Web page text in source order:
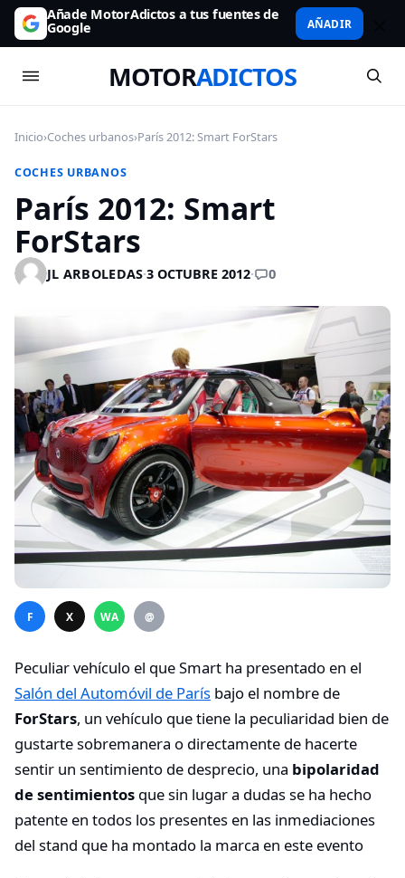
Añade MotorAdictos a tus fuentes de
Google AÑADIR
MOTORADICTOS
Inicio›Coches urbanos›París 2012: Smart ForStars
COCHES URBANOS
París 2012: Smart
ForStars
JL ARBOLEDAS·3 OCTUBRE 2012· 0
F X WA @
Peculiar vehículo el que Smart ha presentado en el
Salón del Automóvil de París bajo el nombre de
ForStars, un vehículo que tiene la peculiaridad bien de
gustarte sobremanera o directamente de hacerte
sentir un sentimiento de desprecio, una bipolaridad
de sentimientos que sin lugar a dudas se ha hecho
patente en todos los presentes en las inmediaciones
del stand que ha montado la marca en este evento